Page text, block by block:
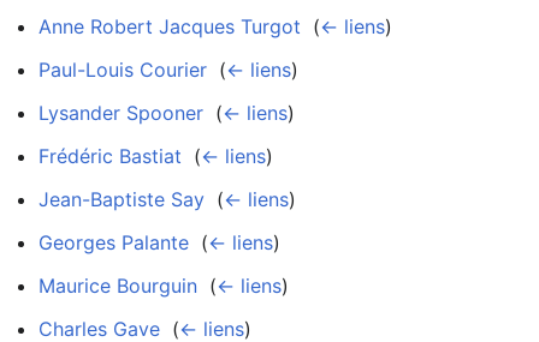
Anne Robert Jacques Turgot (← liens)
Paul-Louis Courier (← liens)
Lysander Spooner (← liens)
Frédéric Bastiat (← liens)
Jean-Baptiste Say (← liens)
Georges Palante (← liens)
Maurice Bourguin (← liens)
Charles Gave (← liens)